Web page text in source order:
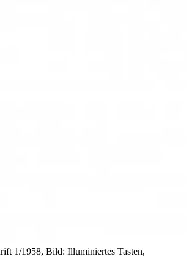
1/1958, Bild: Illuminiertes Tasten,